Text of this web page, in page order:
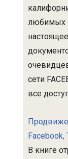
любимых
сети
все
Facebook,
В книге